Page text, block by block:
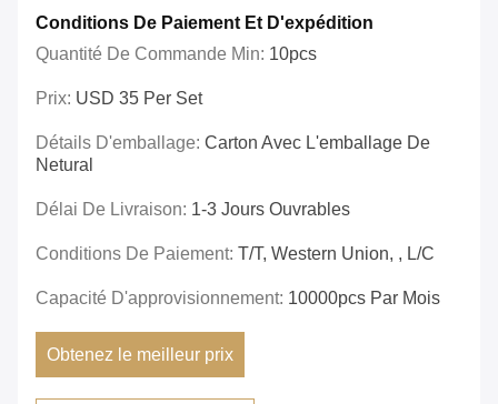
Conditions De Paiement Et D'expédition
Quantité De Commande Min: 10pcs
Prix: USD 35 Per Set
Détails D'emballage: Carton Avec L'emballage De
Netural
Délai De Livraison: 1-3 Jours Ouvrables
Conditions De Paiement: T/T, Western Union, , L/C
Capacité D'approvisionnement: 10000pcs Par Mois
Obtenez le meilleur prix